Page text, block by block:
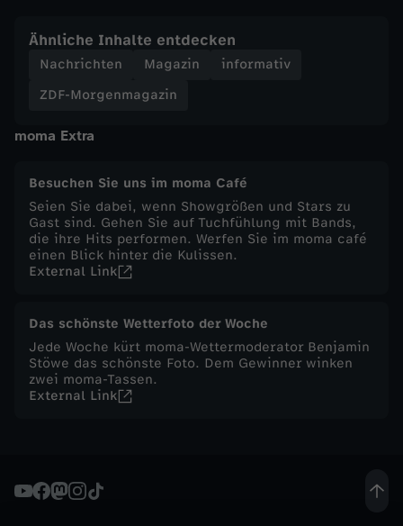
-
r
g
e
n
m
a
Ähnliche Inhalte entdecken
Nachrichten Magazin
informativ
ZDF-Morgenmagazin
moma Extra
Besuchen Sie uns im moma Café
Seien Sie dabei, wenn Showgrößen und Stars zu
Gast sind. Gehen Sie auf Tuchfühlung mit Bands,
die ihre Hits performen. Werfen Sie im moma café
einen Blick hinter die Kulissen.
External Link
Das schönste Wetterfoto der Woche
Jede Woche kürt moma-Wettermoderator Benjamin
Stöwe das schönste Foto. Dem Gewinner winken
zwei moma-Tassen.
External Link